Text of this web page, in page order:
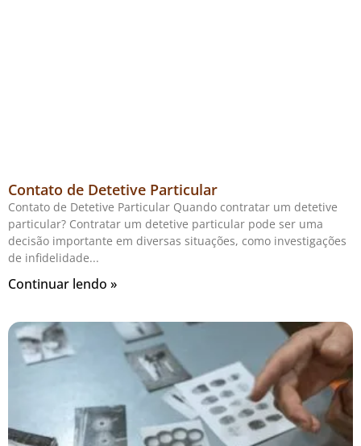
Contato de Detetive Particular
Contato de Detetive Particular Quando contratar um detetive
particular? Contratar um detetive particular pode ser uma
decisão importante em diversas situações, como investigações
de infidelidade
Continuar lendo »